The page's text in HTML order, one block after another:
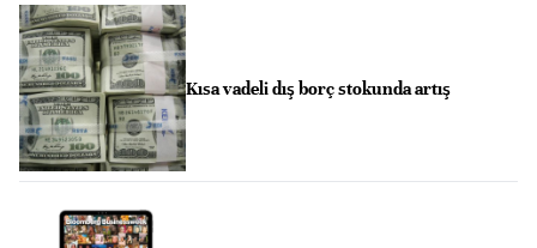
Kısa vadeli dış borç stokunda artış